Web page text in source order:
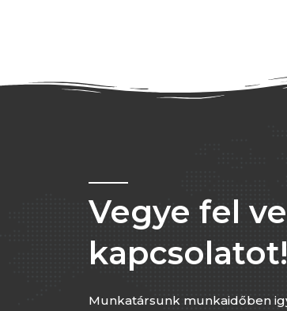
Vegye fel
kapcsolatot!
Munkatársunk munkaidőben